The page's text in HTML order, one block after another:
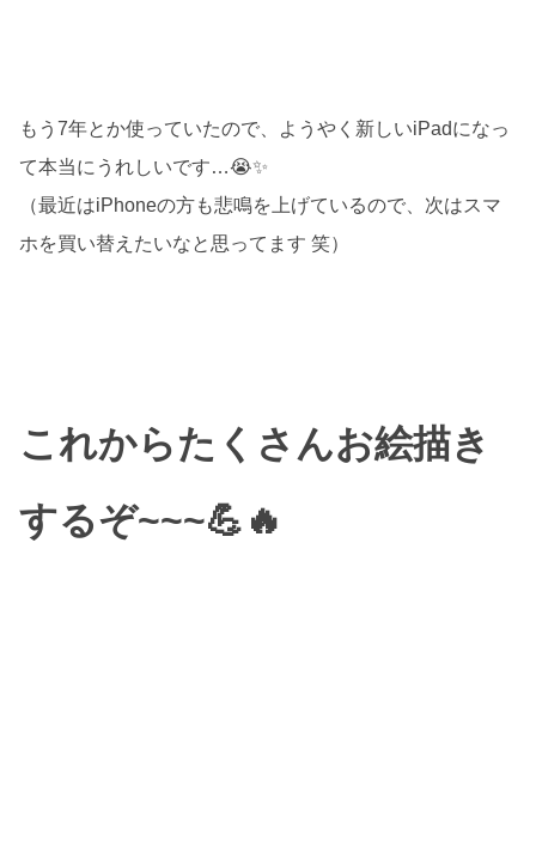
もう7年とか使っていたので、ようやく新しいiPadになっ
て本当にうれしいです…😭✨
（最近はiPhoneの方も悲鳴を上げているので、次はスマ
ホを買い替えたいなと思ってます 笑）
これからたくさんお絵描き
するぞ~~~💪🔥